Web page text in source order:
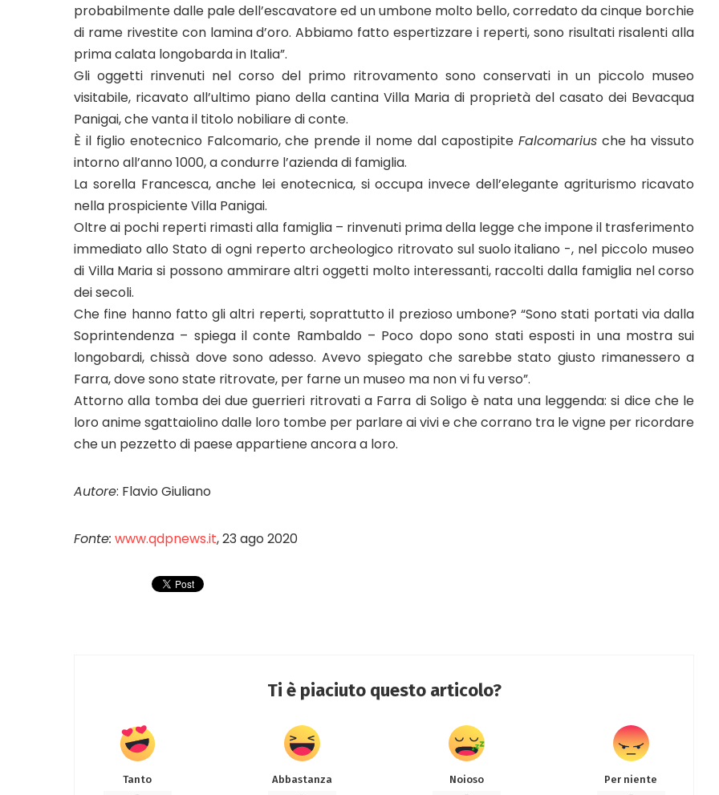
probabilmente dalle pale dell’escavatore ed un umbone molto bello, corredato da cinque borchie
di rame rivestite con lamina d’oro. Abbiamo fatto espertizzare i reperti, sono risultati risalenti alla
prima calata longobarda in Italia”.
Gli oggetti rinvenuti nel corso del primo ritrovamento sono conservati in un piccolo museo
visitabile, ricavato all’ultimo piano della cantina Villa Maria di proprietà del casato dei Bevacqua
Panigai, che vanta il titolo nobiliare di conte.
È il figlio enotecnico Falcomario, che prende il nome dal capostipite Falcomariusche ha vissuto
intorno all’anno 1000, a condurre l’azienda di famiglia.
La sorella Francesca, anche lei enotecnica, si occupa invece dell’elegante agriturismo ricavato
nella prospiciente Villa Panigai.
Oltre ai pochi reperti rimasti alla famiglia – rinvenuti prima della legge che impone il trasferimento
immediato allo Stato di ogni reperto archeologico ritrovato sul suolo italiano -, nel piccolo museo
di Villa Maria si possono ammirare altri oggetti molto interessanti, raccolti dalla famiglia nel corso
dei secoli.
Che fine hanno fatto gli altri reperti, soprattutto il prezioso umbone? “Sono stati portati via dalla
Soprintendenza – spiega il conte Rambaldo – Poco dopo sono stati esposti in una mostra sui
longobardi, chissà dove sono adesso. Avevo spiegato che sarebbe stato giusto rimanessero a
Farra, dove sono state ritrovate, per farne un museo ma non vi fu verso”.
Attorno alla tomba dei due guerrieri ritrovati a Farra di Soligo è nata una leggenda: si dice che le
loro anime sgattaiolino dalle loro tombe per parlare ai vivi e che corrano tra le vigne per ricordare
che un pezzetto di paese appartiene ancora a loro.
Autore: Flavio Giuliano
Fonte: www.qdpnews.it, 23 ago 2020
Ti è piaciuto questo articolo?
Tanto Abbastanza Noioso Per niente